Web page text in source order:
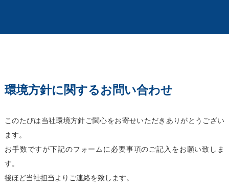
環境方針に関するお問い合わせ
このたびは当社環境方針ご関心をお寄せいただきありがとうござい
ます。
お手数ですが下記のフォームに必要事項のご記入をお願い致しま
す。
後ほど当社担当よりご連絡を致します。